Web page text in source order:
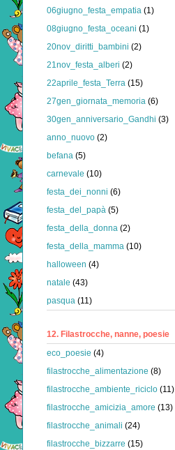
06giugno_festa_empatia (1)
08giugno_festa_oceani (1)
20nov_diritti_bambini (2)
21nov_festa_alberi (2)
22aprile_festa_Terra (15)
27gen_giornata_memoria (6)
30gen_anniversario_Gandhi (3)
anno_nuovo (2)
befana (5)
carnevale (10)
festa_dei_nonni (6)
festa_del_papà (5)
festa_della_donna (2)
festa_della_mamma (10)
halloween (4)
natale (43)
pasqua (11)
12. Filastrocche, nanne, poesie
eco_poesie (4)
filastrocche_alimentazione (8)
filastrocche_ambiente_riciclo (11)
filastrocche_amicizia_amore (13)
filastrocche_animali (24)
filastrocche_bizzarre (15)